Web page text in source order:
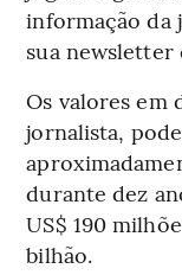
informação da
sua newsletter
Os valores em
jornalista,
durante dez
US$ 190
bilhão.